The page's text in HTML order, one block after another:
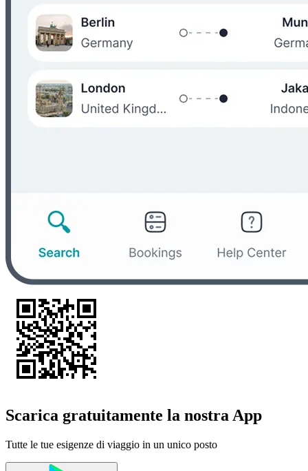
Scarica gratuitamente la nostra App
Tutte le tue esigenze di viaggio in un unico posto